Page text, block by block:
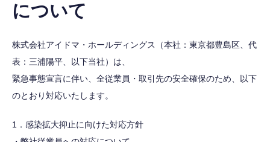
について
株式会社アイドマ・ホールディングス（本社：東京都豊島区、代
表：三浦陽平、以下当社）は、
緊急事態宣言に伴い、全従業員・取引先の安全確保のため、以下
のとおり対応いたします。
1．感染拡大抑止に向けた対応方針